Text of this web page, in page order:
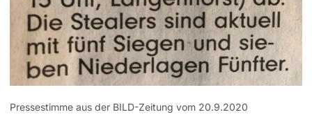
Pressestimme aus der BILD-Zeitung vom 20.9.2020